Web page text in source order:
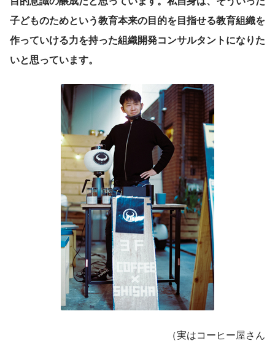
子どものためという教育本来の目的を目指せる教育組織を
作っていける力を持った組織開発コンサルタントになりた
いと思っています。
（実はコーヒー屋さん